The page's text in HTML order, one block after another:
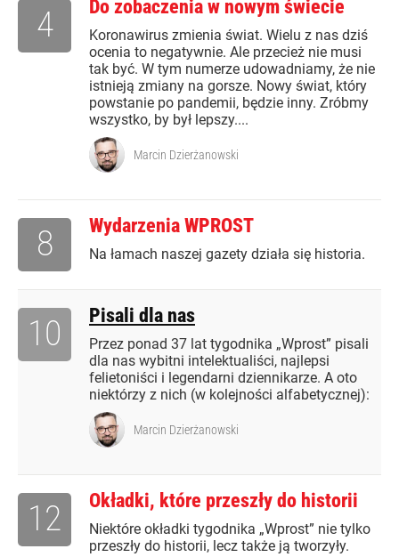
Do zobaczenia w nowym świecie
Koronawirus zmienia świat. Wielu z nas dziś
ocenia to negatywnie. Ale przecież nie musi
tak być. W tym numerze udowadniamy, że nie
istnieją zmiany na gorsze. Nowy świat, który
powstanie po pandemii, będzie inny. Zróbmy
wszystko, by był lepszy....
4
Marcin Dzierżanowski
Wydarzenia WPROST
Na łamach naszej gazety działa się historia.
8
Pisali dla nas
Przez ponad 37 lat tygodnika „Wprost” pisali
dla nas wybitni intelektualiści, najlepsi
felietoniści i legendarni dziennikarze. A oto
niektórzy z nich (w kolejności alfabetycznej):
10
Marcin Dzierżanowski
Okładki, które przeszły do historii
Niektóre okładki tygodnika „Wprost” nie tylko
przeszły do historii, lecz także ją tworzyły.
12